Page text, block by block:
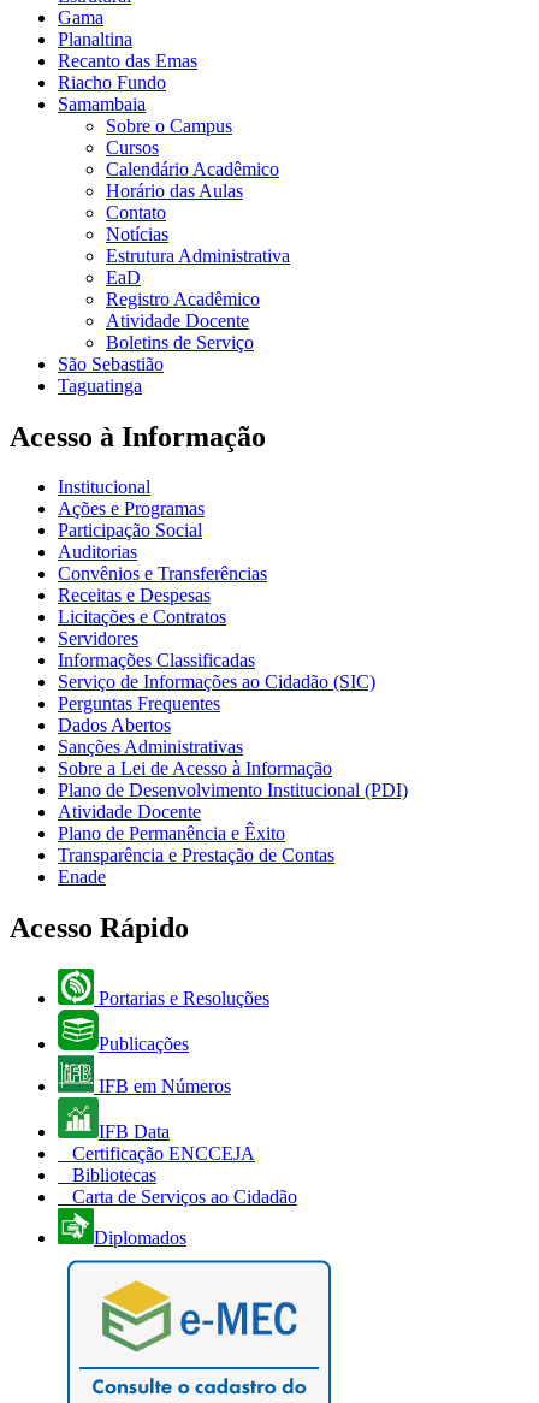
Gama
Planaltina
Recanto das Emas
Riacho Fundo
Samambaia
Sobre o Campus
Cursos
Calendário Acadêmico
Horário das Aulas
Contato
Notícias
Estrutura Administrativa
EaD
Registro Acadêmico
Atividade Docente
Boletins de Serviço
São Sebastião
Taguatinga
Acesso à Informação
Institucional
Ações e Programas
Participação Social
Auditorias
Convênios e Transferências
Receitas e Despesas
Licitações e Contratos
Servidores
Informações Classificadas
Serviço de Informações ao Cidadão (SIC)
Perguntas Frequentes
Dados Abertos
Sanções Administrativas
Sobre a Lei de Acesso à Informação
Plano de Desenvolvimento Institucional (PDI)
Atividade Docente
Plano de Permanência e Êxito
Transparência e Prestação de Contas
Enade
Acesso Rápido
Portarias e Resoluções
Publicações
IFB em Números
IFB Data
Certificação ENCCEJA
Bibliotecas
Carta de Serviços ao Cidadão
Diplomados